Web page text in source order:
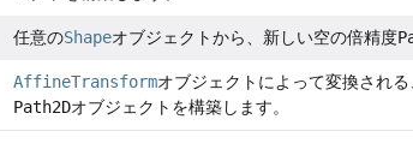
任意のShapeオブジェクトから、新しい空の倍精度
AffineTransformオブジェクトによって変換され
Path2Dオブジェクトを構築します。